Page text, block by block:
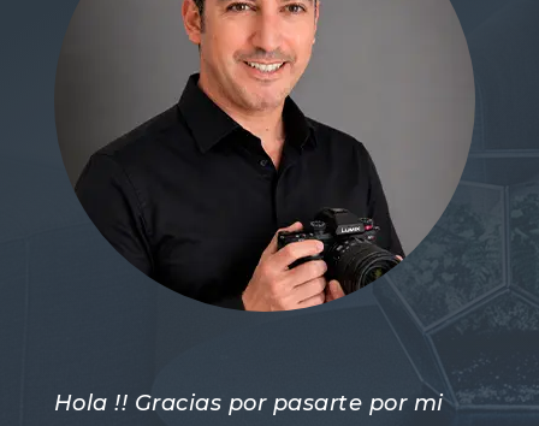
Hola !! Gracias por pasarte por mi